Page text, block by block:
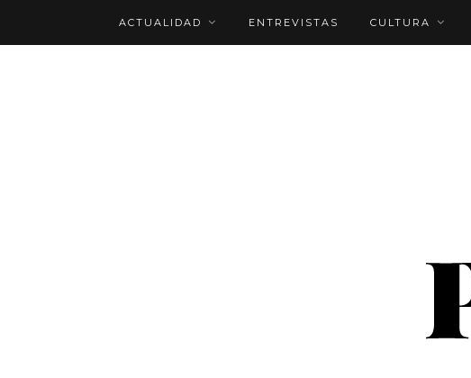
ACTUALIDAD ENTREVISTAS CULTURA